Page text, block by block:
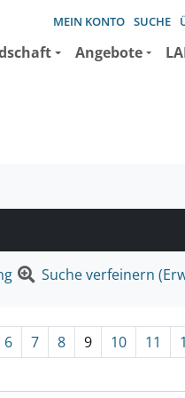
MEIN KONTO SUCHE
Angebote
Suche verfeinern
6 7 8 9 10 11